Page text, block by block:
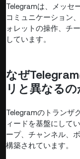
Telegramは、メッセ
コミュニケーション
ォレットの操作、チ
しています。
なぜ
リと異なるの
Telegramのトランザ
ィードを基盤にして
ープ、チャンネル、
構築されています。